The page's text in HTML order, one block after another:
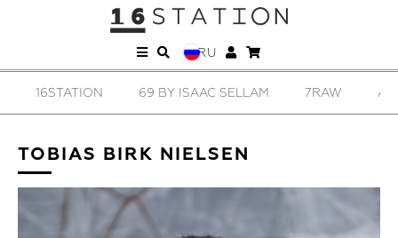
RU
16STATION 69 BY ISAAC SELLAM 7RAW
TOBIAS BIRK NIELSEN